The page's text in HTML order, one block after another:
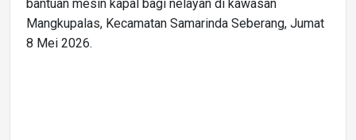
bantuan mesin kapal bagi nelayan di kawasan
Mangkupalas, Kecamatan Samarinda Seberang, Jumat
8 Mei 2026.